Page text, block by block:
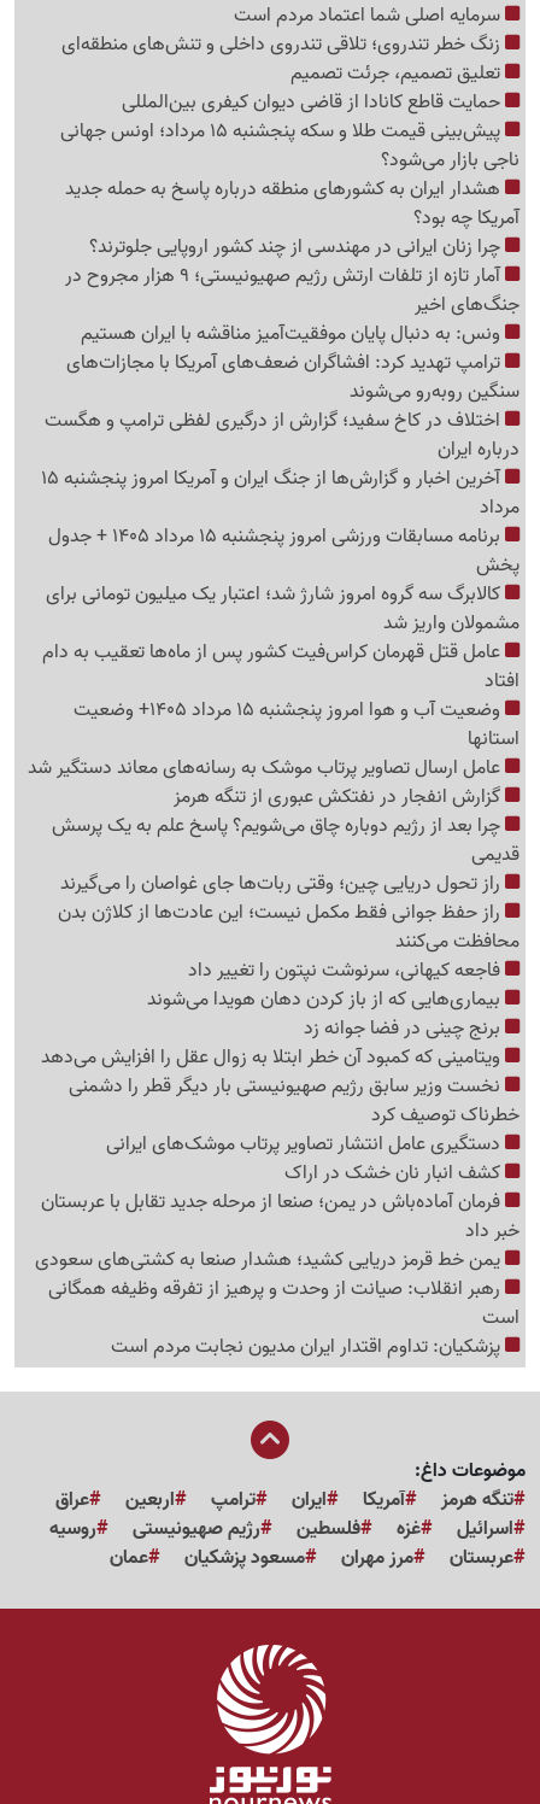
سرمایه اصلی شما اعتماد مردم است
زنگ خطر تندروی؛ تلاقی تندروی داخلی و تنش‌های منطقه‌ای
تعلیق تصمیم، جرئت تصمیم
حمایت قاطع کانادا از قاضی دیوان کیفری بین‌المللی
پیش‌بینی قیمت طلا و سکه پنجشنبه 15 مرداد؛ اونس جهانی
ناجی بازار می‌شود؟
هشدار ایران به کشورهای منطقه درباره پاسخ به حمله جدید
آمریکا چه بود؟
چرا زنان ایرانی در مهندسی از چند کشور اروپایی جلوترند؟
آمار تازه از تلفات ارتش رژیم صهیونیستی؛ 9 هزار مجروح در
جنگ‌های اخیر
ونس: به دنبال پایان موفقیت‌آمیز مناقشه با ایران هستیم
ترامپ تهدید کرد: افشاگران ضعف‌های آمریکا با مجازات‌های
سنگین روبه‌رو می‌شوند
اختلاف در کاخ سفید؛ گزارش از درگیری لفظی ترامپ و هگست
درباره ایران
آخرین اخبار و گزارش‌ها از جنگ ایران و آمریکا امروز پنجشنبه 15
مرداد
برنامه مسابقات ورزشی امروز پنجشنبه 15 مرداد 1405 + جدول
پخش
کالابرگ سه گروه امروز شارژ شد؛ اعتبار یک میلیون تومانی برای
مشمولان واریز شد
عامل قتل قهرمان کراس‌فیت کشور پس از ماه‌ها تعقیب به دام
افتاد
وضعیت آب و هوا امروز پنجشنبه 15 مرداد 1405+ وضعیت
استانها
عامل ارسال تصاویر پرتاب موشک به رسانه‌های معاند دستگیر شد
گزارش انفجار در نفتکش عبوری از تنگه هرمز
چرا بعد از رژیم دوباره چاق می‌شویم؟ پاسخ علم به یک پرسش
قدیمی
راز تحول دریایی چین؛ وقتی ربات‌ها جای غواصان را می‌گیرند
راز حفظ جوانی فقط مکمل نیست؛ این عادت‌ها از کلاژن بدن
محافظت می‌کنند
فاجعه کیهانی، سرنوشت نپتون را تغییر داد
بیماری‌هایی که از باز کردن دهان هویدا می‌شوند
برنج چینی در فضا جوانه زد
ویتامینی که کمبود آن خطر ابتلا به زوال عقل را افزایش می‌دهد
نخست وزیر سابق رژیم صهیونیستی بار دیگر قطر را دشمنی
خطرناک توصیف کرد
دستگیری عامل انتشار تصاویر پرتاب موشک‌های ایرانی
کشف انبار نان خشک در اراک
فرمان آماده‌باش در یمن؛ صنعا از مرحله جدید تقابل با عربستان
خبر داد
یمن خط قرمز دریایی کشید؛ هشدار صنعا به کشتی‌های سعودی
رهبر انقلاب: صیانت از وحدت و پرهیز از تفرقه وظیفه همگانی
است
پزشکیان: تداوم اقتدار ایران مدیون نجابت مردم است
موضوعات داغ:
تنگه هرمز
آمریکا ایران ترامپ اربعین
عراق
اسرائیل
غزه فلسطین رژیم صهیونیستی
روسیه
عربستان
مرز مهران مسعود پزشکیان عمان